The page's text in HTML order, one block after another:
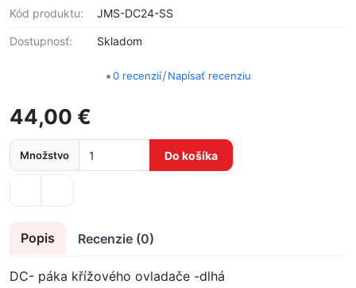
Kód produktu: JMS-DC24-SS
Dostupnosť: Skladom
•0 recenzií/Napísať recenziu
44,00 €
Množstvo Do košíka
Popis Recenzie (0)
DC- páka křížového ovladače -dlhá